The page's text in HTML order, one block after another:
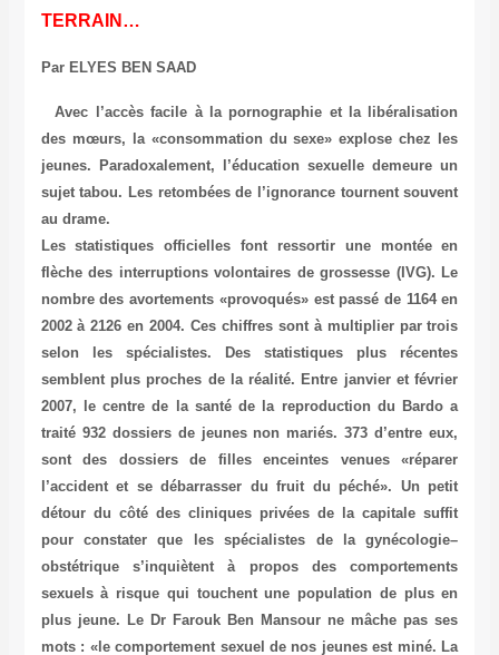
TERRAIN…
Par ELYES BEN SAAD
Avec l’accès facile à la pornographie et la libéralisation
des mœurs, la «consommation du sexe» explose chez les
jeunes. Paradoxalement, l’éducation sexuelle demeure un
sujet tabou. Les retombées de l’ignorance tournent souvent
au drame.
Les statistiques officielles font ressortir une montée en
flèche des interruptions volontaires de grossesse (IVG). Le
nombre des avortements «provoqués» est passé de 1164 en
2002 à 2126 en 2004. Ces chiffres sont à multiplier par trois
selon les spécialistes. Des statistiques plus récentes
semblent plus proches de la réalité. Entre janvier et février
2007, le centre de la santé de la reproduction du Bardo a
traité 932 dossiers de jeunes non mariés. 373 d’entre eux,
sont des dossiers de filles enceintes venues «réparer
l’accident et se débarrasser du fruit du péché». Un petit
détour du côté des cliniques privées de la capitale suffit
pour constater que les spécialistes de la gynécologie–
obstétrique s’inquiètent à propos des comportements
sexuels à risque qui touchent une population de plus en
plus jeune. Le Dr Farouk Ben Mansour ne mâche pas ses
mots : «le comportement sexuel de nos jeunes est miné. La